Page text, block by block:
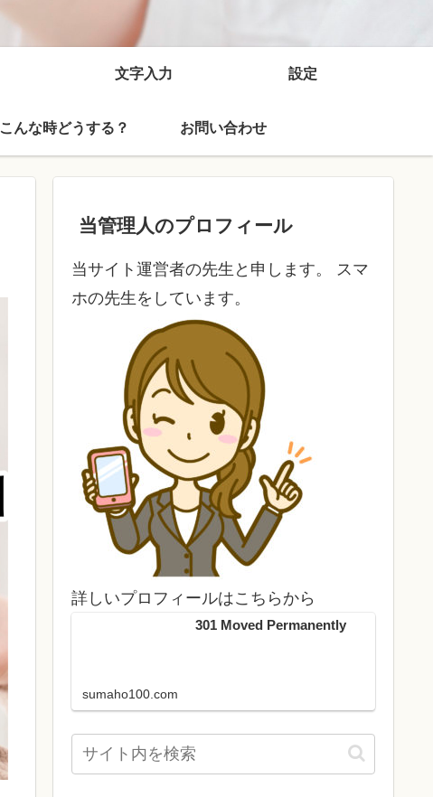
文字入力 設定
こんな時どうする？ お問い合わせ
当管理人のプロフィール
当サイト運営者の先生と申します。 スマ
ホの先生をしています。
詳しいプロフィールはこちらから
301 Moved Permanently
sumaho100.com